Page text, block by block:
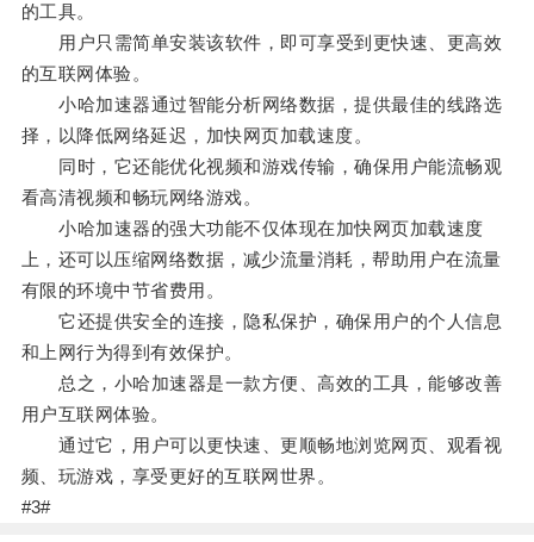
的工具。
用户只需简单安装该软件，即可享受到更快速、更高效
的互联网体验。
小哈加速器通过智能分析网络数据，提供最佳的线路选
择，以降低网络延迟，加快网页加载速度。
同时，它还能优化视频和游戏传输，确保用户能流畅观
看高清视频和畅玩网络游戏。
小哈加速器的强大功能不仅体现在加快网页加载速度
上，还可以压缩网络数据，减少流量消耗，帮助用户在流量
有限的环境中节省费用。
它还提供安全的连接，隐私保护，确保用户的个人信息
和上网行为得到有效保护。
总之，小哈加速器是一款方便、高效的工具，能够改善
用户互联网体验。
通过它，用户可以更快速、更顺畅地浏览网页、观看视
频、玩游戏，享受更好的互联网世界。
#3#